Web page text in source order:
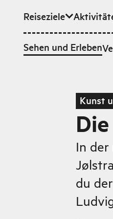
Zum Hauptinhalt
Reiseziele
Sehen und Erleben
Kunst
In der
du